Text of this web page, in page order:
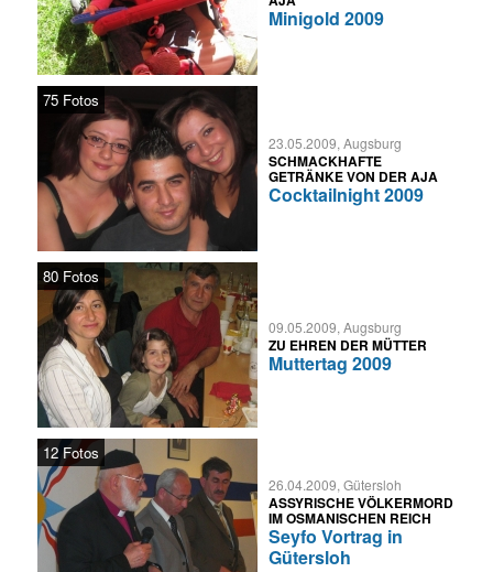
Minigold 2009
75 Fotos
23.05.2009, Augsburg
SCHMACKHAFTE
GETRÄNKE VON DER AJA
Cocktailnight 2009
80 Fotos
09.05.2009, Augsburg
ZU EHREN DER MÜTTER
Muttertag 2009
12 Fotos
26.04.2009, Gütersloh
ASSYRISCHE VÖLKERMORD
IM OSMANISCHEN REICH
Seyfo Vortrag in
Gütersloh